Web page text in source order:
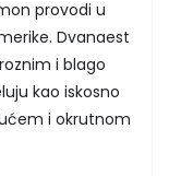
provodi u
Dvanaest
i blago
kao iskosno
i okrutnom